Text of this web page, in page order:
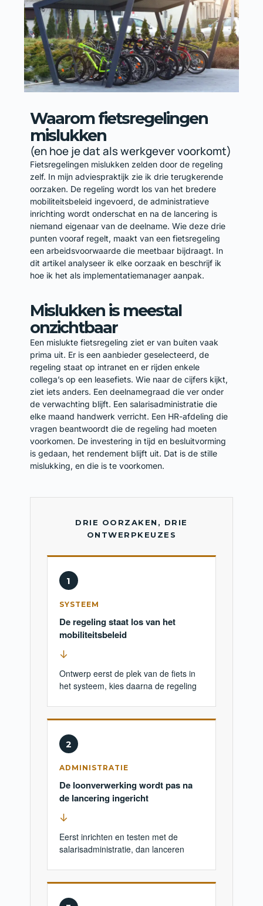
Waarom fietsregelingen
mislukken
(en hoe je dat als werkgever voorkomt)
Fietsregelingen mislukken zelden door de regeling
zelf. In mijn adviespraktijk zie ik drie terugkerende
oorzaken. De regeling wordt los van het bredere
mobiliteitsbeleid ingevoerd, de administratieve
inrichting wordt onderschat en na de lancering is
niemand eigenaar van de deelname. Wie deze drie
punten vooraf regelt, maakt van een fietsregeling
een arbeidsvoorwaarde die meetbaar bijdraagt. In
dit artikel analyseer ik elke oorzaak en beschrijf ik
hoe ik het als implementatiemanager aanpak.
Mislukken is meestal
onzichtbaar
Een mislukte fietsregeling ziet er van buiten vaak
prima uit. Er is een aanbieder geselecteerd, de
regeling staat op intranet en er rijden enkele
collega’s op een leasefiets. Wie naar de cijfers kijkt,
ziet iets anders. Een deelnamegraad die ver onder
de verwachting blijft. Een salarisadministratie die
elke maand handwerk verricht. Een HR-afdeling die
vragen beantwoordt die de regeling had moeten
voorkomen. De investering in tijd en besluitvorming
is gedaan, het rendement blijft uit. Dat is de stille
mislukking, en die is te voorkomen.
DRIE OORZAKEN, DRIE
ONTWERPKEUZES
1
SYSTEEM
De regeling staat los van het
mobiliteitsbeleid
↓
Ontwerp eerst de plek van de fiets in
het systeem, kies daarna de regeling
2
ADMINISTRATIE
De loonverwerking wordt pas na
de lancering ingericht
↓
Eerst inrichten en testen met de
salarisadministratie, dan lanceren